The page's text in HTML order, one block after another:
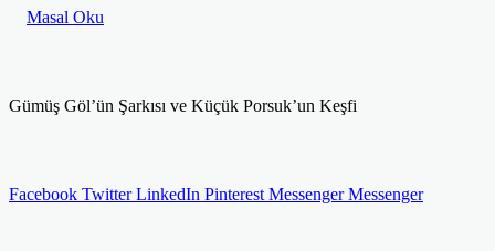
Gümüş Göl’ün Şarkısı ve Küçük Porsuk’un Keşfi
Facebook Twitter LinkedIn Pinterest Messenger Messenger